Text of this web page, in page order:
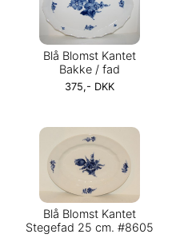
Blå Blomst Kantet
Bakke / fad
375,- DKK
Blå Blomst Kantet
Stegefad 25 cm. #8605